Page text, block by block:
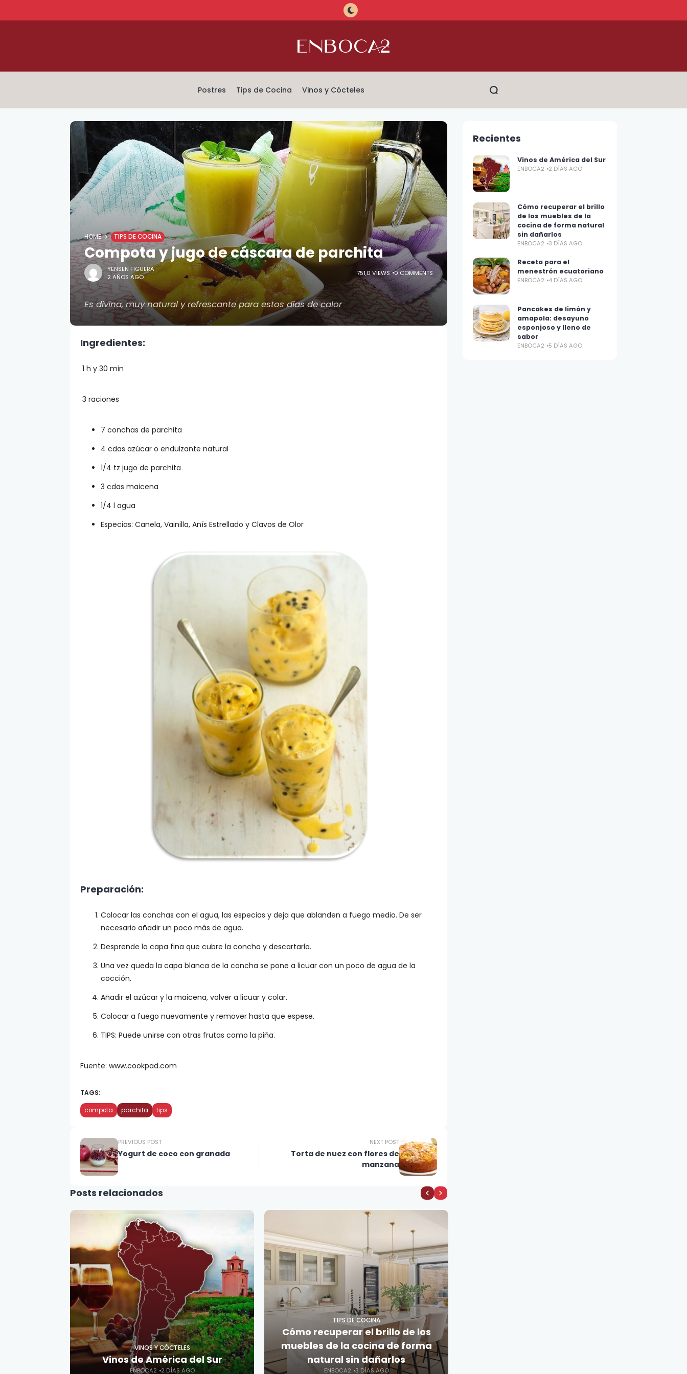
Postres Tips de Cocina Vinos y Cócteles
HOME TIPS DE COCINA
Compota y jugo de cáscara de parchita
YENSEN FIGUERA
2 AÑOS AGO
751,0 VIEWS 0 COMMENTS
Es divina, muy natural y refrescante para estos días de calor
Ingredientes:
1 h y 30 min
3 raciones
7 conchas de parchita
4 cdas azúcar o endulzante natural
1/4 tz jugo de parchita
3 cdas maicena
1/4 l agua
Especias: Canela, Vainilla, Anís Estrellado y Clavos de Olor
Preparación:
Colocar las conchas con el agua, las especias y deja que ablanden a fuego medio. De ser
necesario añadir un poco más de agua.
Desprende la capa fina que cubre la concha y descartarla.
Una vez queda la capa blanca de la concha se pone a licuar con un poco de agua de la
cocción.
Añadir el azúcar y la maicena, volver a licuar y colar.
Colocar a fuego nuevamente y remover hasta que espese.
TIPS: Puede unirse con otras frutas como la piña.
Fuente: www.cookpad.com
TAGS:
compota parchita tips
PREVIOUS POST
Yogurt de coco con granada
NEXT POST
Torta de nuez con flores de
manzana
Posts relacionados
VINOS Y CÓCTELES
Vinos de América del Sur
ENBOCA2 2 DÍAS AGO
TIPS DE COCINA
Cómo recuperar el brillo de los
muebles de la cocina de forma
natural sin dañarlos
ENBOCA2 3 DÍAS AGO
Recientes
Vinos de América del Sur
ENBOCA2 2 DÍAS AGO
Cómo recuperar el brillo
de los muebles de la
cocina de forma natural
sin dañarlos
ENBOCA2 3 DÍAS AGO
Receta para el
menestrón ecuatoriano
ENBOCA2 4 DÍAS AGO
Pancakes de limón y
amapola: desayuno
esponjoso y lleno de
sabor
ENBOCA2 5 DÍAS AGO